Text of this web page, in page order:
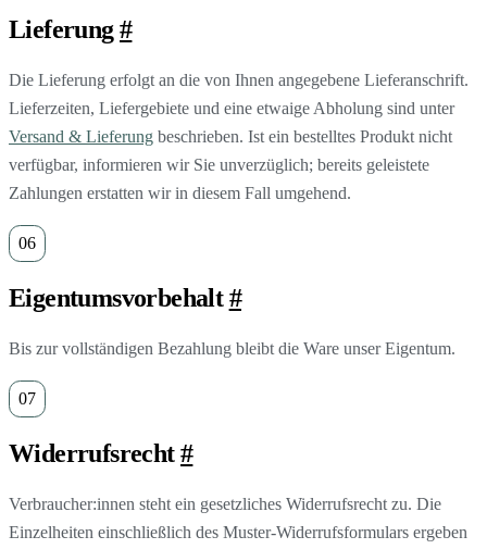
Lieferung#
Die Lieferung erfolgt an die von Ihnen angegebene Lieferanschrift.
Lieferzeiten, Liefergebiete und eine etwaige Abholung sind unter
Versand & Lieferung beschrieben. Ist ein bestelltes Produkt nicht
verfügbar, informieren wir Sie unverzüglich; bereits geleistete
Zahlungen erstatten wir in diesem Fall umgehend.
Eigentumsvorbehalt#
Bis zur vollständigen Bezahlung bleibt die Ware unser Eigentum.
Widerrufsrecht#
Verbraucher:innen steht ein gesetzliches Widerrufsrecht zu. Die
Einzelheiten einschließlich des Muster-Widerrufsformulars ergeben